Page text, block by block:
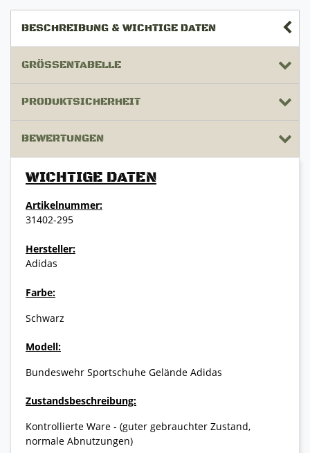
BESCHREIBUNG & WICHTIGE DATEN
GRÖSSENTABELLE
PRODUKTSICHERHEIT
BEWERTUNGEN
WICHTIGE DATEN
Artikelnummer:
31402-295
Hersteller:
Adidas
Farbe:
Schwarz
Modell:
Bundeswehr Sportschuhe Gelände Adidas
Zustandsbeschreibung:
Kontrollierte Ware - (guter gebrauchter Zustand,
normale Abnutzungen)